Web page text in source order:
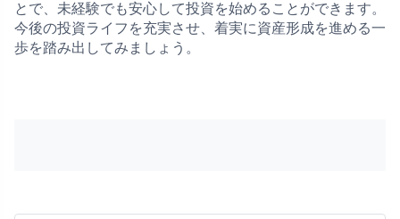
とで、未経験でも安心して投資を始めることができます。
今後の投資ライフを充実させ、着実に資産形成を進める一
歩を踏み出してみましょう。